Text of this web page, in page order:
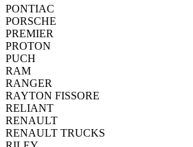
PONTIAC
PORSCHE
PREMIER
PROTON
PUCH
RAM
RANGER
RAYTON FISSORE
RELIANT
RENAULT
RENAULT TRUCKS